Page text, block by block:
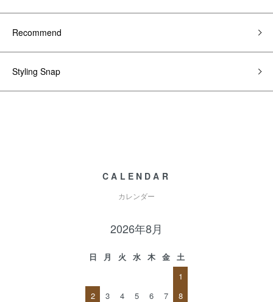
Recommend
Styling Snap
CALENDAR
カレンダー
2026年8月
日 月 火 水 木 金
土
1
2
3 4 5 6 7
8